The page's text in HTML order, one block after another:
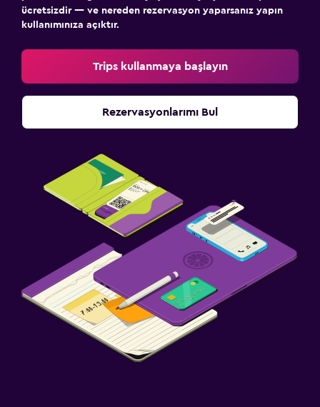
ücretsizdir — ve nereden rezervasyon yaparsanız yapın
kullanımınıza açıktır.
Trips kullanmaya başlayın
Rezervasyonlarımı Bul